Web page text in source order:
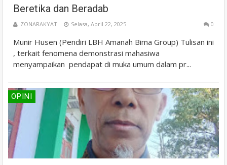
Beretika dan Beradab
ZONARAKYAT Selasa, April 22, 2025 0
Munir Husen (Pendiri LBH Amanah Bima Group) Tulisan ini
, terkait fenomena demonstrasi mahasiwa
menyampaikan pendapat di muka umum dalam pr...
OPINI